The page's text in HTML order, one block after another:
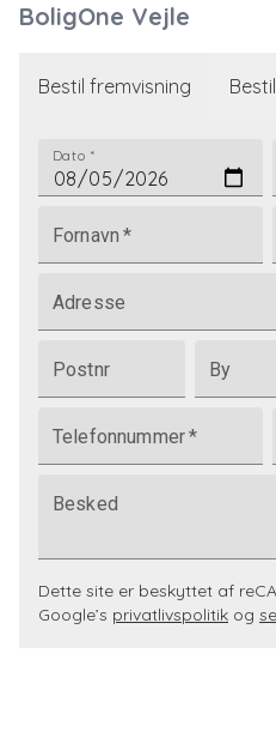
BoligOne Vejle
Bestil fremvisning
Dato *
Fornavn *
Adresse
Postnr By
Telefonnummer*
Besked
Dette site er beskyttet af
Google’s privatlivspolitik og